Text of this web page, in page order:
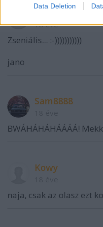
Data Deletion
rockjano
18 éve
Zseniális... :-)))))))))))
jano
Sam8888
BWÁHÁHÁHÁÁÁÁ!
Kowy
naja, csak az olasz ezt